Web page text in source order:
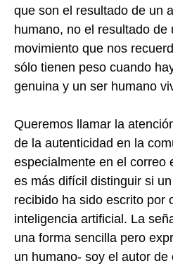
que son el resultado de un
humano, no el resultado de
movimiento que nos
sólo tienen peso cuando
genuina y un ser humano
Queremos llamar la
de la autenticidad en la
especialmente en el correo
es más difícil distinguir si
recibido ha sido escrito por
inteligencia artificial. La
una forma sencilla pero
un humano- soy el autor de